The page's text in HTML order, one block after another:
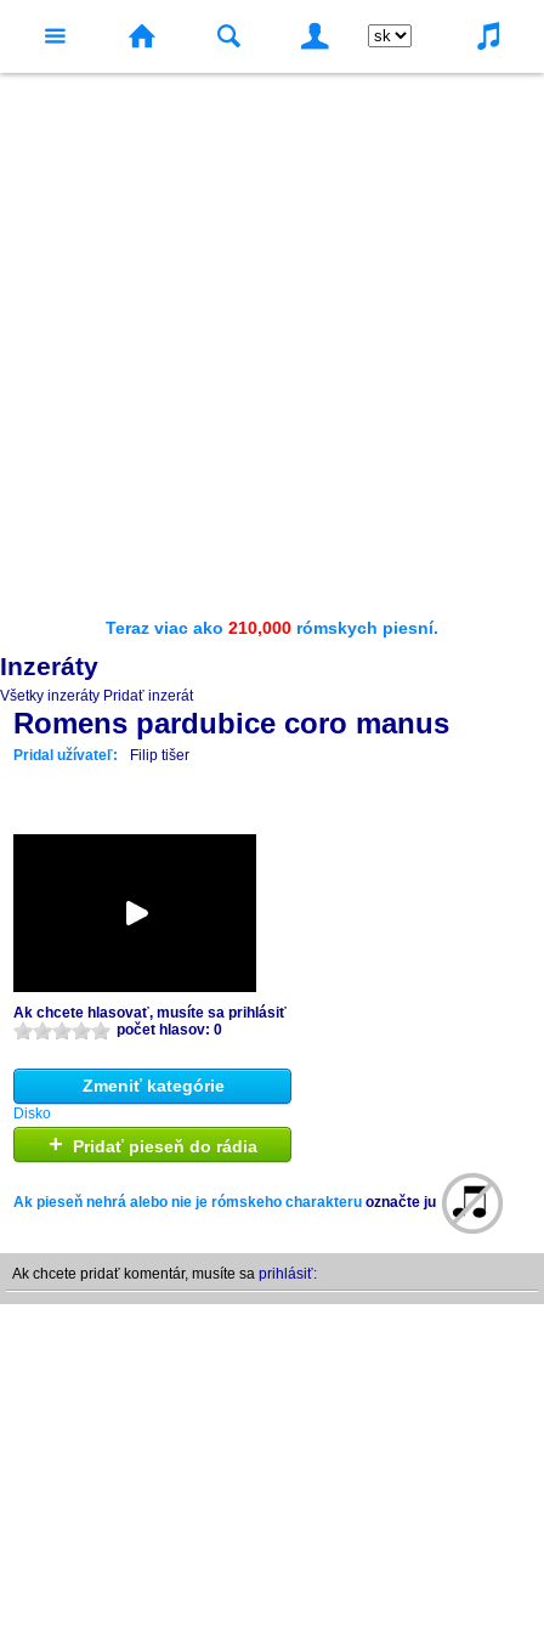
Teraz viac ako 210,000 rómskych piesní.
Inzeráty
Všetky inzeráty Pridať inzerát
Romens pardubice coro manus
Pridal užívateľ: Filip tišer
Ak chcete hlasovať, musíte sa prihlásiť
počet hlasov: 0
Zmeniť kategórie
Disko
+ Pridať pieseň do rádia
Ak pieseň nehrá alebo nie je rómskeho charakteru označte ju
Ak chcete pridať komentár, musíte sa prihlásiť: